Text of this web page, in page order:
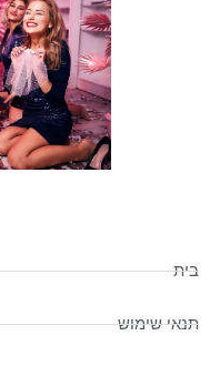
בית
תנאי שימוש